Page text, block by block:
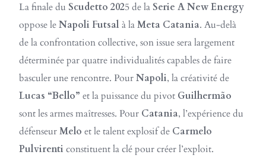
La finale du Scudetto 2025 de la Serie A New Energy
oppose leNapoli Futsal à laMeta Catania. Au-delà
de la confrontation collective, son issue sera largement
déterminée par quatre individualités capables de faire
basculer une rencontre. PourNapoli, la créativité de
Lucas “Bello” et la puissance du pivot Guilhermão
sont les armes maîtresses. Pour Catania, l’expérience du
défenseurMelo et le talent explosif de Carmelo
Pulvirenti constituent la clé pour créer l’exploit.